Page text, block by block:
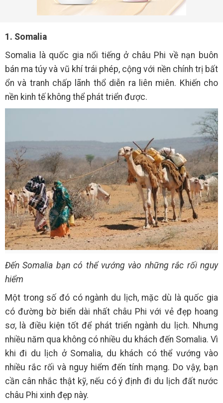
1. Somalia
Somalia là quốc gia nổi tiếng ở châu Phi về nạn buôn
bán ma túy và vũ khí trái phép, cộng với nền chính trị bất
ổn và tranh chấp lãnh thổ diễn ra liên miên. Khiến cho
nền kinh tế không thể phát triển được.
Đến Somalia bạn có thể vướng vào những rắc rối nguy
hiểm
Một trong số đó có ngành du lịch, mặc dù là quốc gia
có đường bờ biển dài nhất châu Phi với vẻ đẹp hoang
sơ, là điều kiện tốt để phát triển ngành du lịch. Nhưng
nhiều năm qua không có nhiều du khách đến Somalia. Vì
khi đi du lịch ở Somalia, du khách có thể vướng vào
nhiều rắc rối và nguy hiểm đến tính mạng. Do vậy, bạn
cần cân nhắc thật kỹ, nếu có ý định đi du lịch đất nước
châu Phi xinh đẹp này.